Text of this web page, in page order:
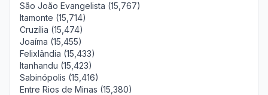
São João Evangelista (15,767)
Itamonte (15,714)
Cruzília (15,474)
Joaíma (15,455)
Felixlândia (15,433)
Itanhandu (15,423)
Sabinópolis (15,416)
Entre Rios de Minas (15,380)